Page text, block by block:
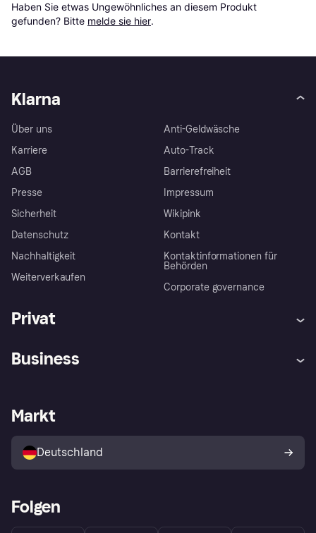
Haben Sie etwas Ungewöhnliches an diesem Produkt
gefunden? Bitte melde sie hier.
Klarna
Über uns
Karriere
AGB
Presse
Sicherheit
Datenschutz
Nachhaltigkeit
Weiterverkaufen
Anti-Geldwäsche
Auto-Track
Barrierefreiheit
Impressum
Wikipink
Kontakt
Kontaktinformationen für
Behörden
Corporate governance
Privat
Klarna App
Shops entdecken
Käuferschutzrichtlinie
Dein Widerrufsrecht
Business
Händlerportal
Markt
Deutschland
Folgen